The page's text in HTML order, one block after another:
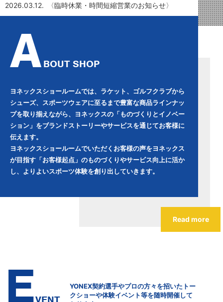
2026.03.12. 〈臨時休業・時間短縮営業のお知らせ〉
A BOUT SHOP
ヨネックスショールームでは、ラケット、ゴルフクラブから
シューズ、スポーツウェアに至るまで豊富な商品ラインナッ
プを取り揃えながら、ヨネックスの「ものづくりとイノベー
ション」をブランドストーリーやサービスを通じてお客様に
伝えます。
ヨネックスショールームでいただくお客様の声をヨネックス
が目指す「お客様起点」のものづくりやサービス向上に活か
し、よりよいスポーツ体験を創り出していきます。
Read more
E
YONEX契約選手やプロの方々を招いたトー
クショーや体験イベント等を随時開催して